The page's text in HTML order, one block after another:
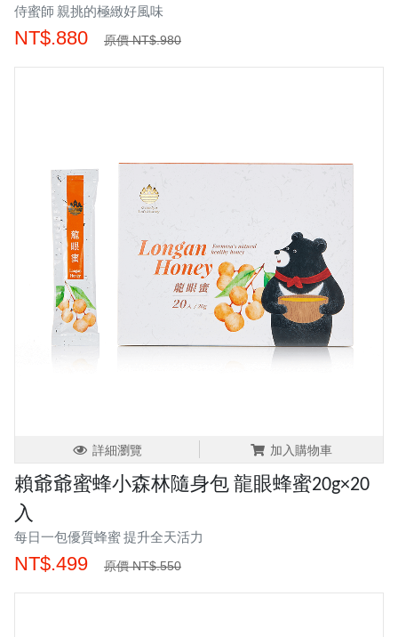
侍蜜師 親挑的極緻好風味
NT$.880 原價 NT$.980
詳細瀏覽 加入購物車
賴爺爺蜜蜂小森林隨身包 龍眼蜂蜜20g×20
入
每日一包優質蜂蜜 提升全天活力
NT$.499 原價 NT$.550